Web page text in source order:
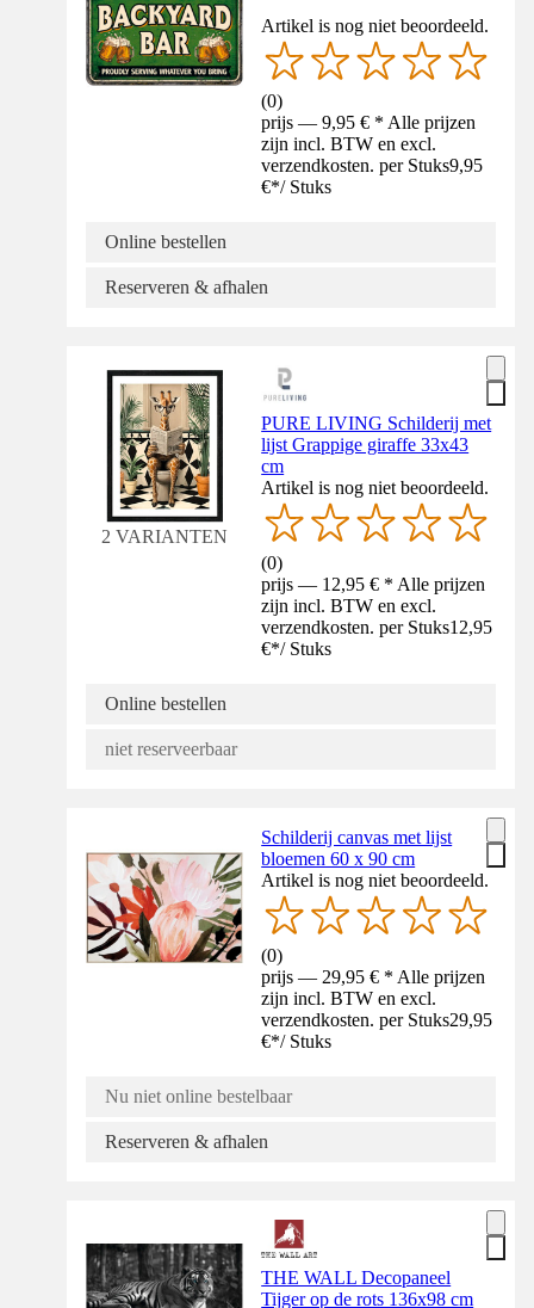
Artikel is nog niet beoordeeld.
(0)
prijs — 9,95 € * Alle prijzen
zijn incl. BTW en excl.
verzendkosten. per Stuks9,95
€*/ Stuks
Online bestellen
Reserveren & afhalen
2 VARIANTEN
PURE LIVING Schilderij met
lijst Grappige giraffe 33x43
cm
Artikel is nog niet beoordeeld.
(0)
prijs — 12,95 € * Alle prijzen
zijn incl. BTW en excl.
verzendkosten. per Stuks12,95
€*/ Stuks
Online bestellen
niet reserveerbaar
Schilderij canvas met lijst
bloemen 60 x 90 cm
Artikel is nog niet beoordeeld.
(0)
prijs — 29,95 € * Alle prijzen
zijn incl. BTW en excl.
verzendkosten. per Stuks29,95
€*/ Stuks
Nu niet online bestelbaar
Reserveren & afhalen
THE WALL Decopaneel
Tijger op de rots 136x98 cm